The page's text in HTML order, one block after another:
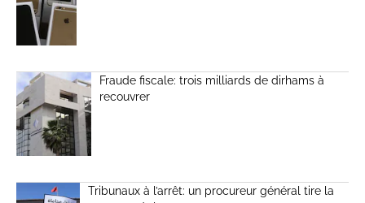
Fraude fiscale: trois milliards de dirhams à
recouvrer
Tribunaux à l’arrêt: un procureur général tire la